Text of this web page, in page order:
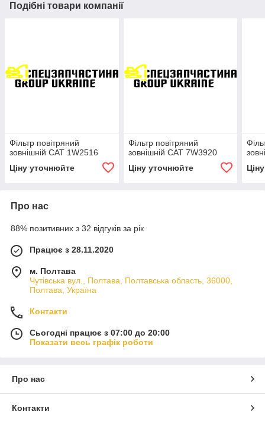
Подібні товари компанії
Фільтр повітряний
зовнішній CAT 1W2516
Ціну уточнюйте
Фільтр повітряний
зовнішній CAT 7W3920
Ціну уточнюйте
Про нас
88% позитивних з 32 відгуків за рік
Працює з 28.11.2020
м. Полтава
Чутівська вул., Полтава, Полтавська область, 36000,
Полтава, Україна
Контакти
Сьогодні працює з 07:00 до 20:00
Показати весь графік роботи
Про нас
Контакти